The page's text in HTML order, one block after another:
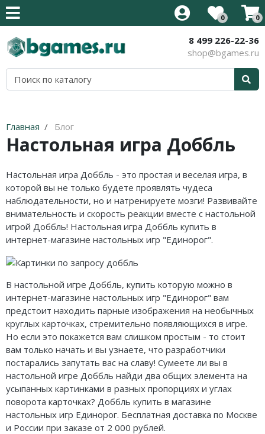
0 0
8 499 226-22-36
shop@bgames.ru
Главная Блог
Настольная игра Доббль
Настольная игра Доббль - это простая и веселая игра, в
которой вы не только будете проявлять чудеса
наблюдательности, но и натренируете мозги! Развивайте
внимательность и скорость реакции вместе с настольной
игрой Доббль! Настольная игра Доббль купить в
интернет-магазине настольных игр "Единорог".
В настольной игре Доббль, купить которую можно в
интернет-магазине настольных игр "Единорог" вам
предстоит находить парные изображения на необычных
круглых карточках, стремительно появляющихся в игре.
Но если это покажется вам слишком простым - то стоит
вам только начать и вы узнаете, что разработчики
постарались запутать вас на славу! Сумеете ли вы в
настольной игре Доббль найди два общих элемента на
усыпанных картинками в разных пропорциях и углах
поворота карточках? Доббль купить в магазине
настольных игр Единорог. Бесплатная доставка по Москве
и России при заказе от 2 000 рублей.
Все товары
Стратегии на английском
Карточные на английском
Кооперативные на английском
Тактические на английском
Все товары
Новинки
Хиты продаж
Детям
Для компании
Для двоих
В дорогу
Карточные
Логические
Кооперативные
Стратегические
Приключения
Экономические
Тактические
Все товары
Активити / Activity
Alias / Скажи Иначе
Дженга/Башня
КвестМастер
Тик-Так-Бумм
Корни / Root
Серп
О мышах и тайнах
Эволюция
Зельеварение
Стиль Жизни
Crowd Games
Lavka Games
Все товары
500 злобных карт
Blood Rage
Elder Sign
Mansions of Madness
Кланк! / Clank!
Лавкрафт
Мертвый сезон
Пиксель Тактикс
Саграда
Все товары
Иннистрад: Багровая Клятва
Иннистрад: Полночная Охота
Королевствах
Стриксхейвен: Школа Магов
Калдхайм
Все товары
Аксессуары
Протекторы
Все товары
Наборы протекторов
Все товары
Уцененный товар
Акция